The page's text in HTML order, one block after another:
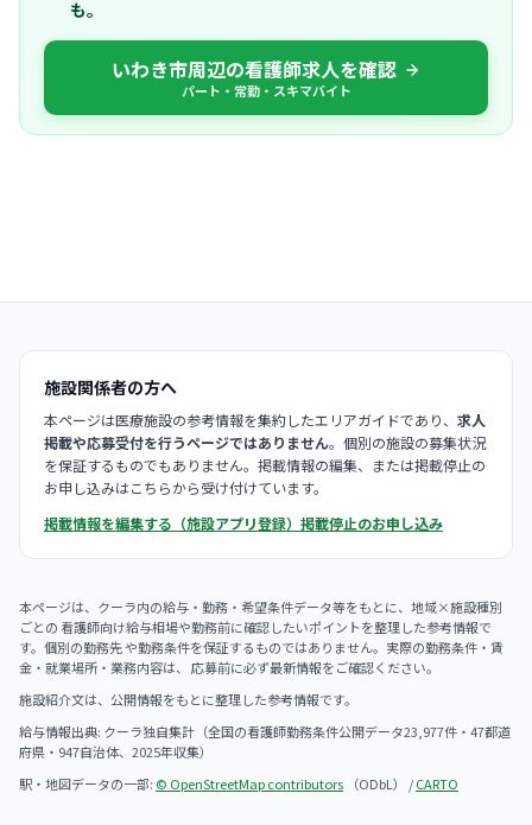
も。
いわき市周辺の看護師求人を確認
パート・常勤・スキマバイト
施設関係者の方へ
本ページは医療施設の参考情報を集約したエリアガイドであり、 求人
掲載や応募受付を行うページではありません。個別の施設の募集状況
を保証するものでもありません。掲載情報の編集、または掲載停止の
お申し込みはこちらから受け付けています。
掲載情報を編集する（施設アプリ登録） 掲載停止のお申し込み
本ページは、クーラ内の給与・勤務・希望条件データ等をもとに、地域×施設種別
ごとの 看護師向け給与相場や勤務前に確認したいポイントを整理した参考情報で
す。個別の勤務先 や勤務条件を保証するものではありません。実際の勤務条件・賃
金・就業場所・業務内容は、 応募前に必ず最新情報をご確認ください。
施設紹介文は、公開情報をもとに整理した参考情報です。
給与情報出典: クーラ独自集計（全国の看護師勤務条件公開データ23,977件・47都道
府県・947自治体、2025年収集）
駅・地図データの一部: © OpenStreetMap contributors （ODbL） /CARTO